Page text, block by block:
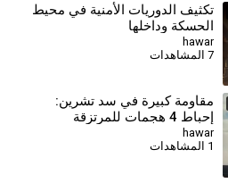
تكثيف الدوريات الأمنية في محيط
الحسكة وداخلها
hawar
مقاومة كبيرة في سد تشرين:
إحباط 4 هجمات للمرتزقة
hawar